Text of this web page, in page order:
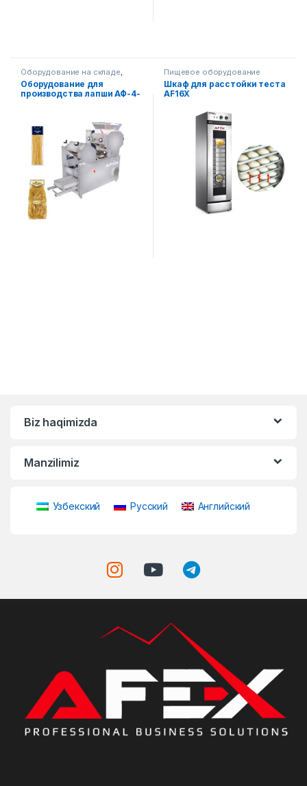
Оборудование на складе
Пищевое оборудование
Оборудование для
производства лапши АФ-4-
Пищевое оборудование
Шкаф для расстойки теста
AF16X
Biz haqimizda
Manzilimiz
Узбекский Русский Английский